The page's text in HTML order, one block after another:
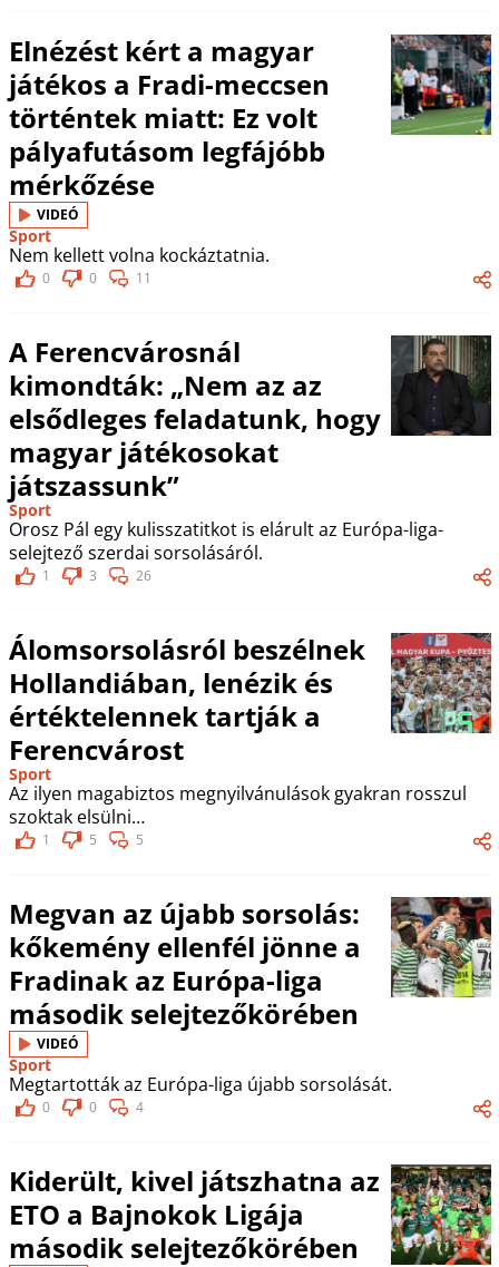
Elnézést kért a magyar
játékos a Fradi-meccsen
történtek miatt: Ez volt
pályafutásom legfájóbb
mérkőzése
VIDEÓ
Sport
Nem kellett volna kockáztatnia.
0 0 11
A Ferencvárosnál
kimondták: „Nem az az
elsődleges feladatunk, hogy
magyar játékosokat
játszassunk”
Sport
Orosz Pál egy kulisszatitkot is elárult az Európa-liga-
selejtező szerdai sorsolásáról.
1 3 26
Álomsorsolásról beszélnek
Hollandiában, lenézik és
értéktelennek tartják a
Ferencvárost
Sport
Az ilyen magabiztos megnyilvánulások gyakran rosszul
szoktak elsülni…
1 5 5
Megvan az újabb sorsolás:
kőkemény ellenfél jönne a
Fradinak az Európa-liga
második selejtezőkörében
VIDEÓ
Sport
Megtartották az Európa-liga újabb sorsolását.
0 0 4
Kiderült, kivel játszhatna az
ETO a Bajnokok Ligája
második selejtezőkörében